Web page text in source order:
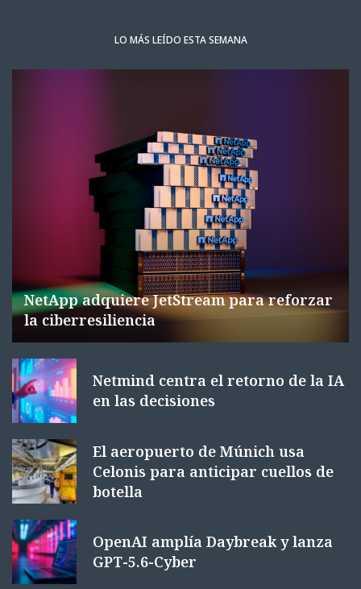
LO MÁS LEÍDO ESTA SEMANA
NetApp adquiere JetStream para reforzar
la ciberresiliencia
Netmind centra el retorno de la IA
en las decisiones
El aeropuerto de Múnich usa
Celonis para anticipar cuellos de
botella
OpenAI amplía Daybreak y lanza
GPT-5.6-Cyber